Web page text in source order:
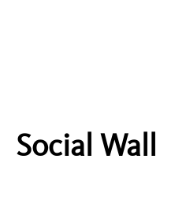
Social Wall